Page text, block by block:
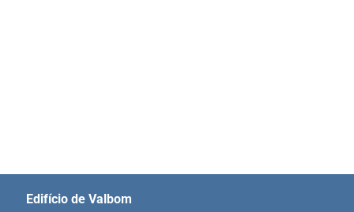
Edifício de Valbom